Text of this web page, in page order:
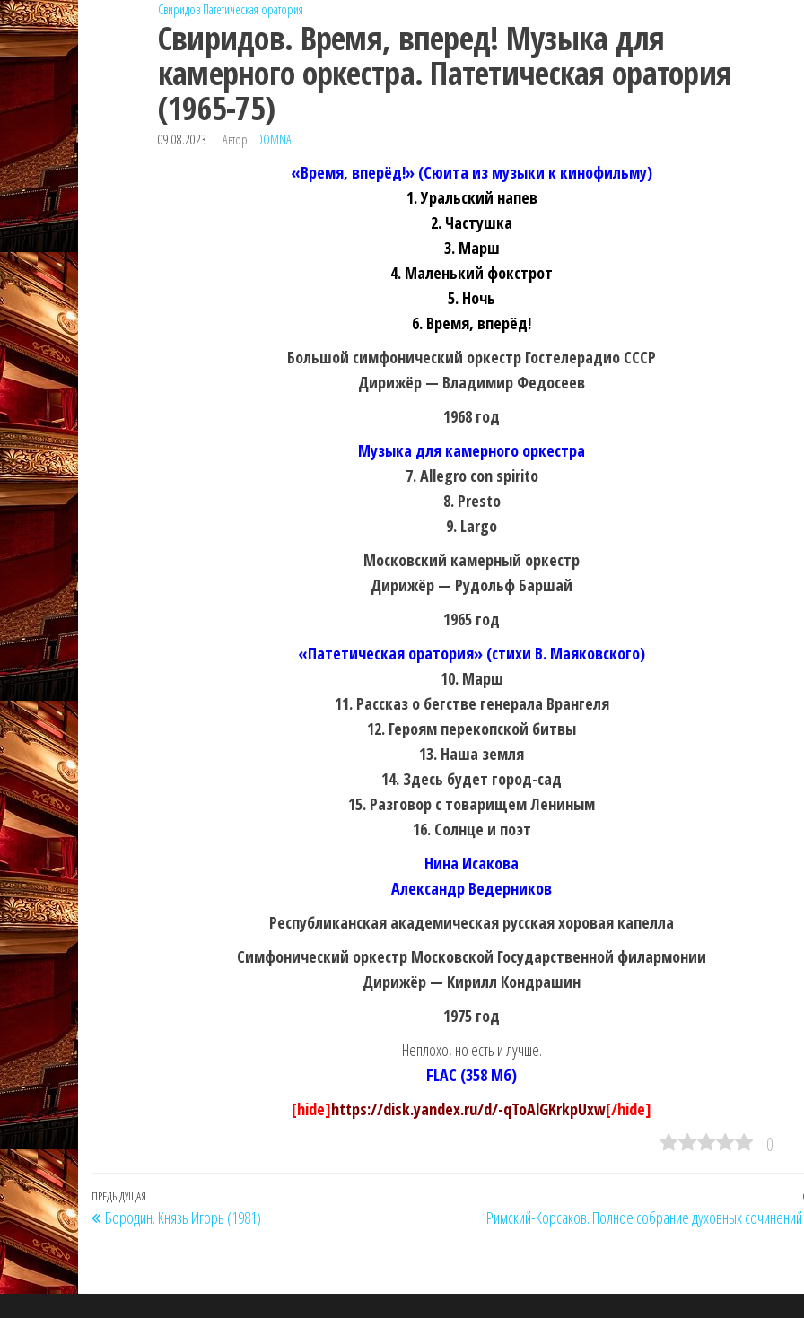
Свиридов Патетическая оратория
Свиридов. Время, вперед! Музыка для
камерного оркестра. Патетическая оратория
(1965-75)
09.08.2023 Автор: DOMNA
«Время, вперёд!» (Сюита из музыки к кинофильму)
1. Уральский напев
2. Частушка
3. Марш
4. Маленький фокстрот
5. Ночь
6. Время, вперёд!
Большой симфонический оркестр Гостелерадио СССР
Дирижёр — Владимир Федосеев
1968 год
Музыка для камерного оркестра
7. Allegro con spirito
8. Presto
9. Largo
Московский камерный оркестр
Дирижёр — Рудольф Баршай
1965 год
«Патетическая оратория» (стихи В. Маяковского)
10. Марш
11. Рассказ о бегстве генерала Врангеля
12. Героям перекопской битвы
13. Наша земля
14. Здесь будет город-сад
15. Разговор с товарищем Лениным
16. Солнце и поэт
Нина Исакова
Александр Ведерников
Республиканская академическая русская хоровая капелла
Симфонический оркестр Московской Государственной филармонии
Дирижёр — Кирилл Кондрашин
1975 год
Неплохо, но есть и лучше.
FLAC (358 Мб)
[hide]https://disk.yandex.ru/d/-qToAlGKrkpUxw[/hide]
0
Навигация
по
Предыдущая
запись
ПРЕДЫДУЩАЯ
Бородин. Князь Игорь (1981) Римский-Корсаков. Полное собрание духовных